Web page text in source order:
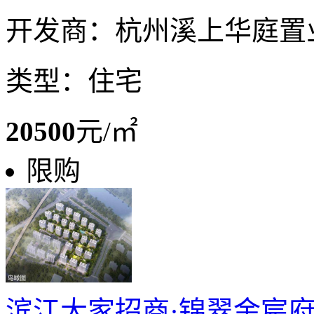
开发商：杭州溪上华庭
类型：住宅
20500元/㎡
限购